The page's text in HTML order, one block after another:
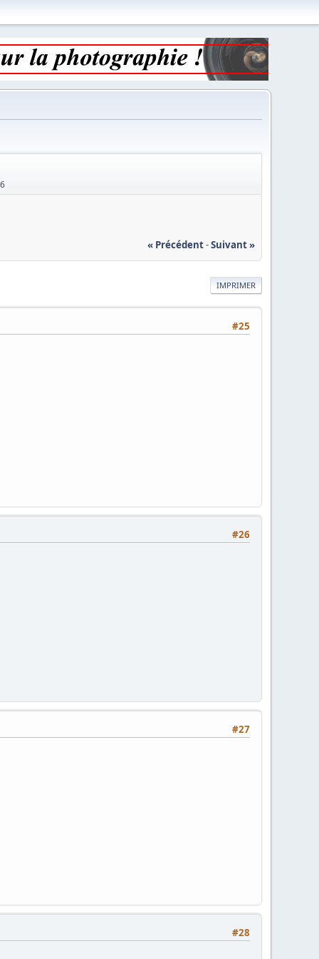
« Précédent-Suivant »
IMPRIMER
#25
#26
#27
#28